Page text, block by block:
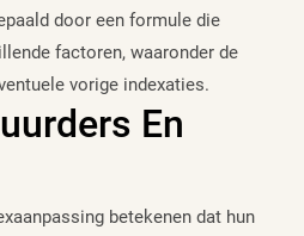
door een formule die
factoren, waaronder de
vorige indexaties.
En
betekenen dat hun